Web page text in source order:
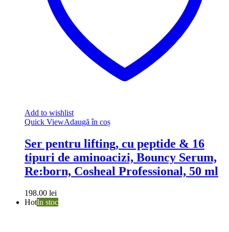
Add to wishlist
Quick ViewAdaugă în coș
Ser pentru lifting, cu peptide & 16
tipuri de aminoacizi, Bouncy Serum,
Re:born, Cosheal Professional, 50 ml
198.00 lei
HotIn stoc